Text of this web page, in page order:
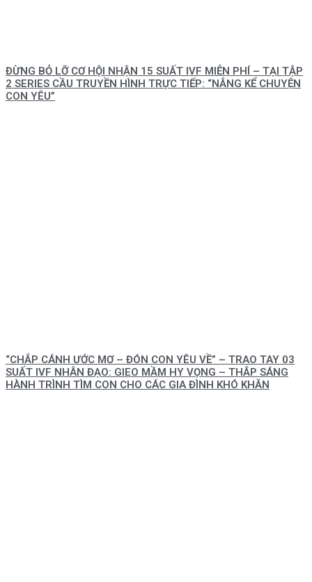
ĐỪNG BỎ LỠ CƠ HỘI NHẬN 15 SUẤT IVF MIỄN PHÍ – TẠI TẬP
2 SERIES CẦU TRUYỀN HÌNH TRỰC TIẾP: “NẮNG KỂ CHUYỆN
CON YÊU”
“CHẮP CÁNH ƯỚC MƠ – ĐÓN CON YÊU VỀ” – TRAO TAY 03
SUẤT IVF NHÂN ĐẠO: GIEO MẦM HY VỌNG – THẮP SÁNG
HÀNH TRÌNH TÌM CON CHO CÁC GIA ĐÌNH KHÓ KHĂN